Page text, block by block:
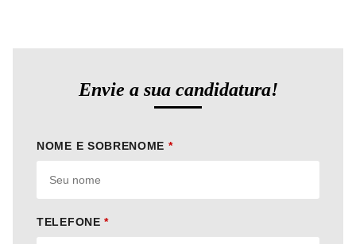
Envie a sua candidatura!
NOME E SOBRENOME *
TELEFONE*